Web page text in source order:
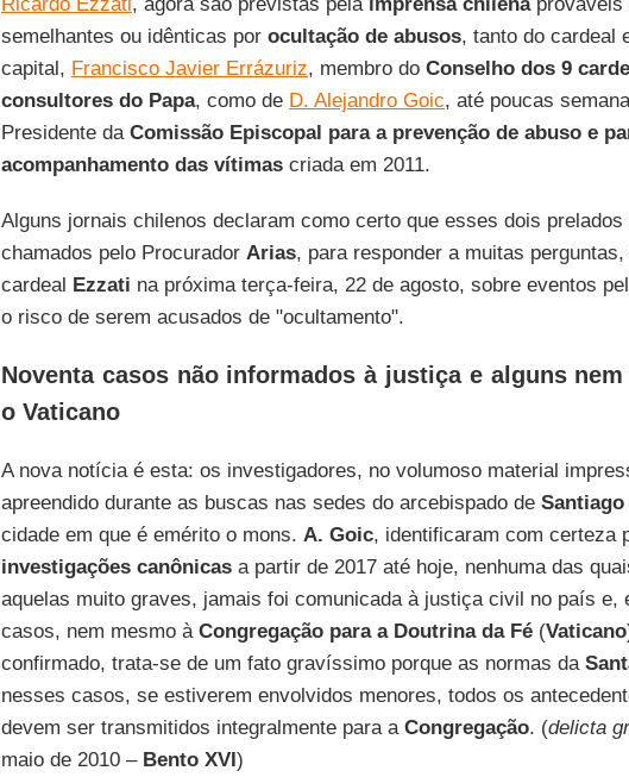
semelhantes ou idênticas por ocultação de abusos, tanto do cardeal
capital, Francisco Javier Errázuriz, membro do Conselho dos 9
consultores do Papa, como de D. Alejandro Goic, até poucas
Presidente daComissão Episcopal para a prevenção de abuso e
acompanhamento das vítimascriada em 2011.
Alguns jornais chilenos declaram como certo que esses dois prelados
chamados pelo Procurador Arias, para responder a muitas
cardeal Ezzati na próxima terça-feira, 22 de agosto, sobre eventos
o risco de serem acusados de "ocultamento".
Noventa casos não informados à justiça e alguns
o Vaticano
A nova notícia é esta: os investigadores, no volumoso material
apreendido durante as buscas nas sedes do arcebispado de Santiago
cidade em que é emérito o mons. A. Goic, identificaram com certeza
investigações canônicasa partir de 2017 até hoje, nenhuma das
aquelas muito graves, jamais foi comunicada à justiça civil no país e,
casos, nem mesmo à Congregação para a Doutrina da Fé(Vaticano
confirmado, trata-se de um fato gravíssimo porque as normas da
nesses casos, se estiverem envolvidos menores, todos os
devem ser transmitidos integralmente para a Congregação. (delicta
maio de 2010 – Bento XVI)